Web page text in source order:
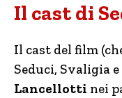
Il cast di
Il cast del film
Seduci, Svaligia e
Lancellotti nei